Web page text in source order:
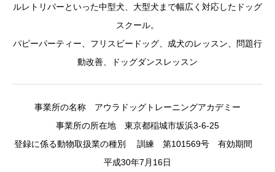
ルレトリバーといった中型犬、大型犬まで幅広く対応したドッグ
スクール。
パピーパーティー、フリスビードッグ、成犬のレッスン、問題行
動改善、ドッグダンスレッスン
事業所の名称 アウラドッグトレーニングアカデミー
事業所の所在地 東京都稲城市坂浜3-6-25
登録に係る動物取扱業の種別 訓練 第101569号 有効期間
平成30年7月16日